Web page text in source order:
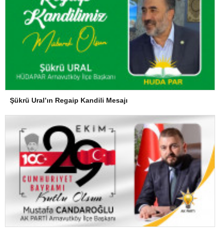
Şükrü Ural’ın Regaip Kandili Mesajı